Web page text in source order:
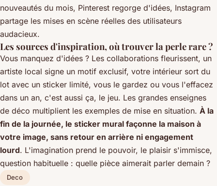
nouveautés du mois, Pinterest regorge d'idées, Instagram
partage les mises en scène réelles des utilisateurs
audacieux.
Les sources d'inspiration, où trouver la perle rare ?
Vous manquez d'idées ? Les collaborations fleurissent, un
artiste local signe un motif exclusif, votre intérieur sort du
lot avec un sticker limité, vous le gardez ou vous l'effacez
dans un an, c'est aussi ça, le jeu. Les grandes enseignes
de déco multiplient les exemples de mise en situation. À la
fin de la journée, le sticker mural façonne la maison à
votre image, sans retour en arrière ni engagement
lourd. L'imagination prend le pouvoir, le plaisir s'immisce,
question habituelle : quelle pièce aimerait parler demain ?
Deco